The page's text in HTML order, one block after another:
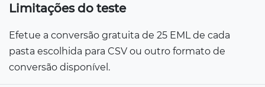
Limitações do teste
Efetue a conversão gratuita de 25 EML de cada
pasta escolhida para CSV ou outro formato de
conversão disponível.